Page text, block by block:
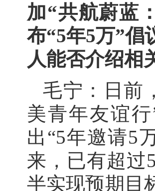
加“共航蔚蓝
布“5年5万”倡
人能否介绍相
毛宁：日前
美青年友谊
出“5年邀请5
来，已有超过
半实现预期目